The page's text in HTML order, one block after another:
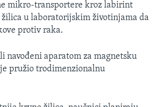
mikro-transportere kroz labirint
u laboratorijskim životinjama da
protiv raka.
navođeni aparatom za magnetsku
pružio trodimenzionalnu